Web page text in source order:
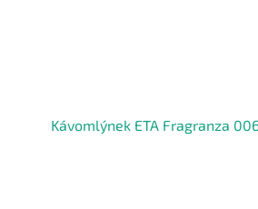
Kávomlýnek ETA Fragranza